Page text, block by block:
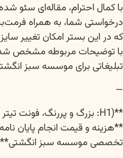
با کمال احترام، مقاله‌ای سئو
درخواستی شما، به همراه
که در این بستر امکان تغییر
با توضیحات مربوطه مشخص
تبلیغاتی برای موسسه سبز
—
**(H1: بزرگ و پررنگ، فونت تیتر اصلی)**
**هزینه و قیمت انجام پایان
تخصصی موسسه سبز انگشتی**